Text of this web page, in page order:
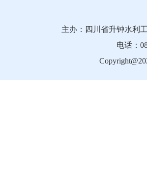
主办：四川省升钟水
电话：